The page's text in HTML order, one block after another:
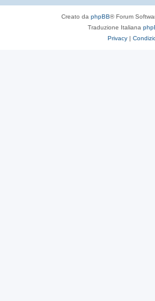
Creato da phpBB® Forum
Traduzione Italiana
Privacy |